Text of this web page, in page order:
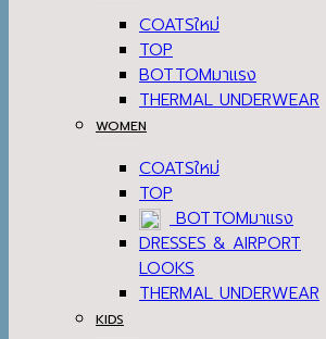
COATS
TOP
BOTTOM
THERMAL UNDERWEAR
WOMEN
COATS
TOP
BOTTOM
DRESSES & AIRPORT
LOOKS
THERMAL UNDERWEAR
KIDS